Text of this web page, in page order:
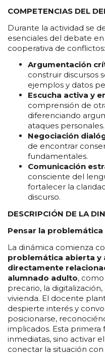
COMPETENCIAS DEL
Durante la actividad se
esenciales del debate
cooperativa de conflictos:
Argumentación
construir discursos
ejemplos y datos
Escucha activa y
comprensión de
diferenciando
ataques personales.
Negociación
de encontrar
fundamentales.
Comunicación
consciente del
fortalecer la
discurso.
DESCRIPCIÓN DE LA
Pensar la problemática
La dinámica comienza
problemática abierta y
directamente
alumnado adulto,
precario, la
vivienda. El docente
despierte interés y
posicionarse,
implicados. Esta primera
inmediatas, sino activar
conectar la situación con